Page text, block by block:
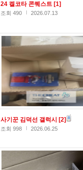
24 켈코타 콘퀘스트 [1]
조회 490 2026.07.13
사기꾼 김덕선 갤럭시 [2]
조회 998 2026.06.25